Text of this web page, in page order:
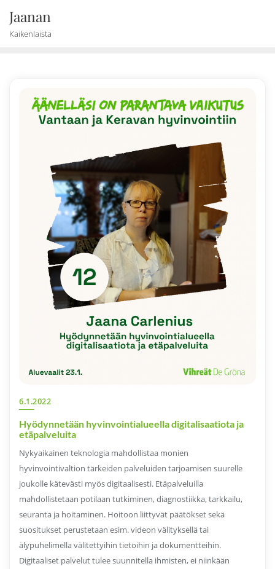
content
Jaanan
Kaikenlaista
6.1.2022
Hyödynnetään hyvinvointialueella digitalisaatiota ja
etäpalveluita
Nykyaikainen teknologia mahdollistaa monien
hyvinvointivaltion tärkeiden palveluiden tarjoamisen suurelle
joukolle kätevästi myös digitaalisesti. Etäpalveluilla
mahdollistetaan potilaan tutkiminen, diagnostiikka, tarkkailu,
seuranta ja hoitaminen. Hoitoon liittyvät päätökset sekä
suositukset perustetaan esim. videon välityksellä tai
älypuhelimella välitettyihin tietoihin ja dokumentteihin.
Digitaaliset palvelut tulee suunnitella ihmisten, ei niinkään